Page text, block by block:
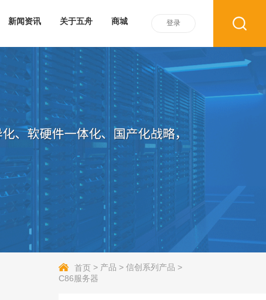
新闻资讯 关于五舟 商城 登录
首页 > 产品 > 信创系列产品 >
C86服务器